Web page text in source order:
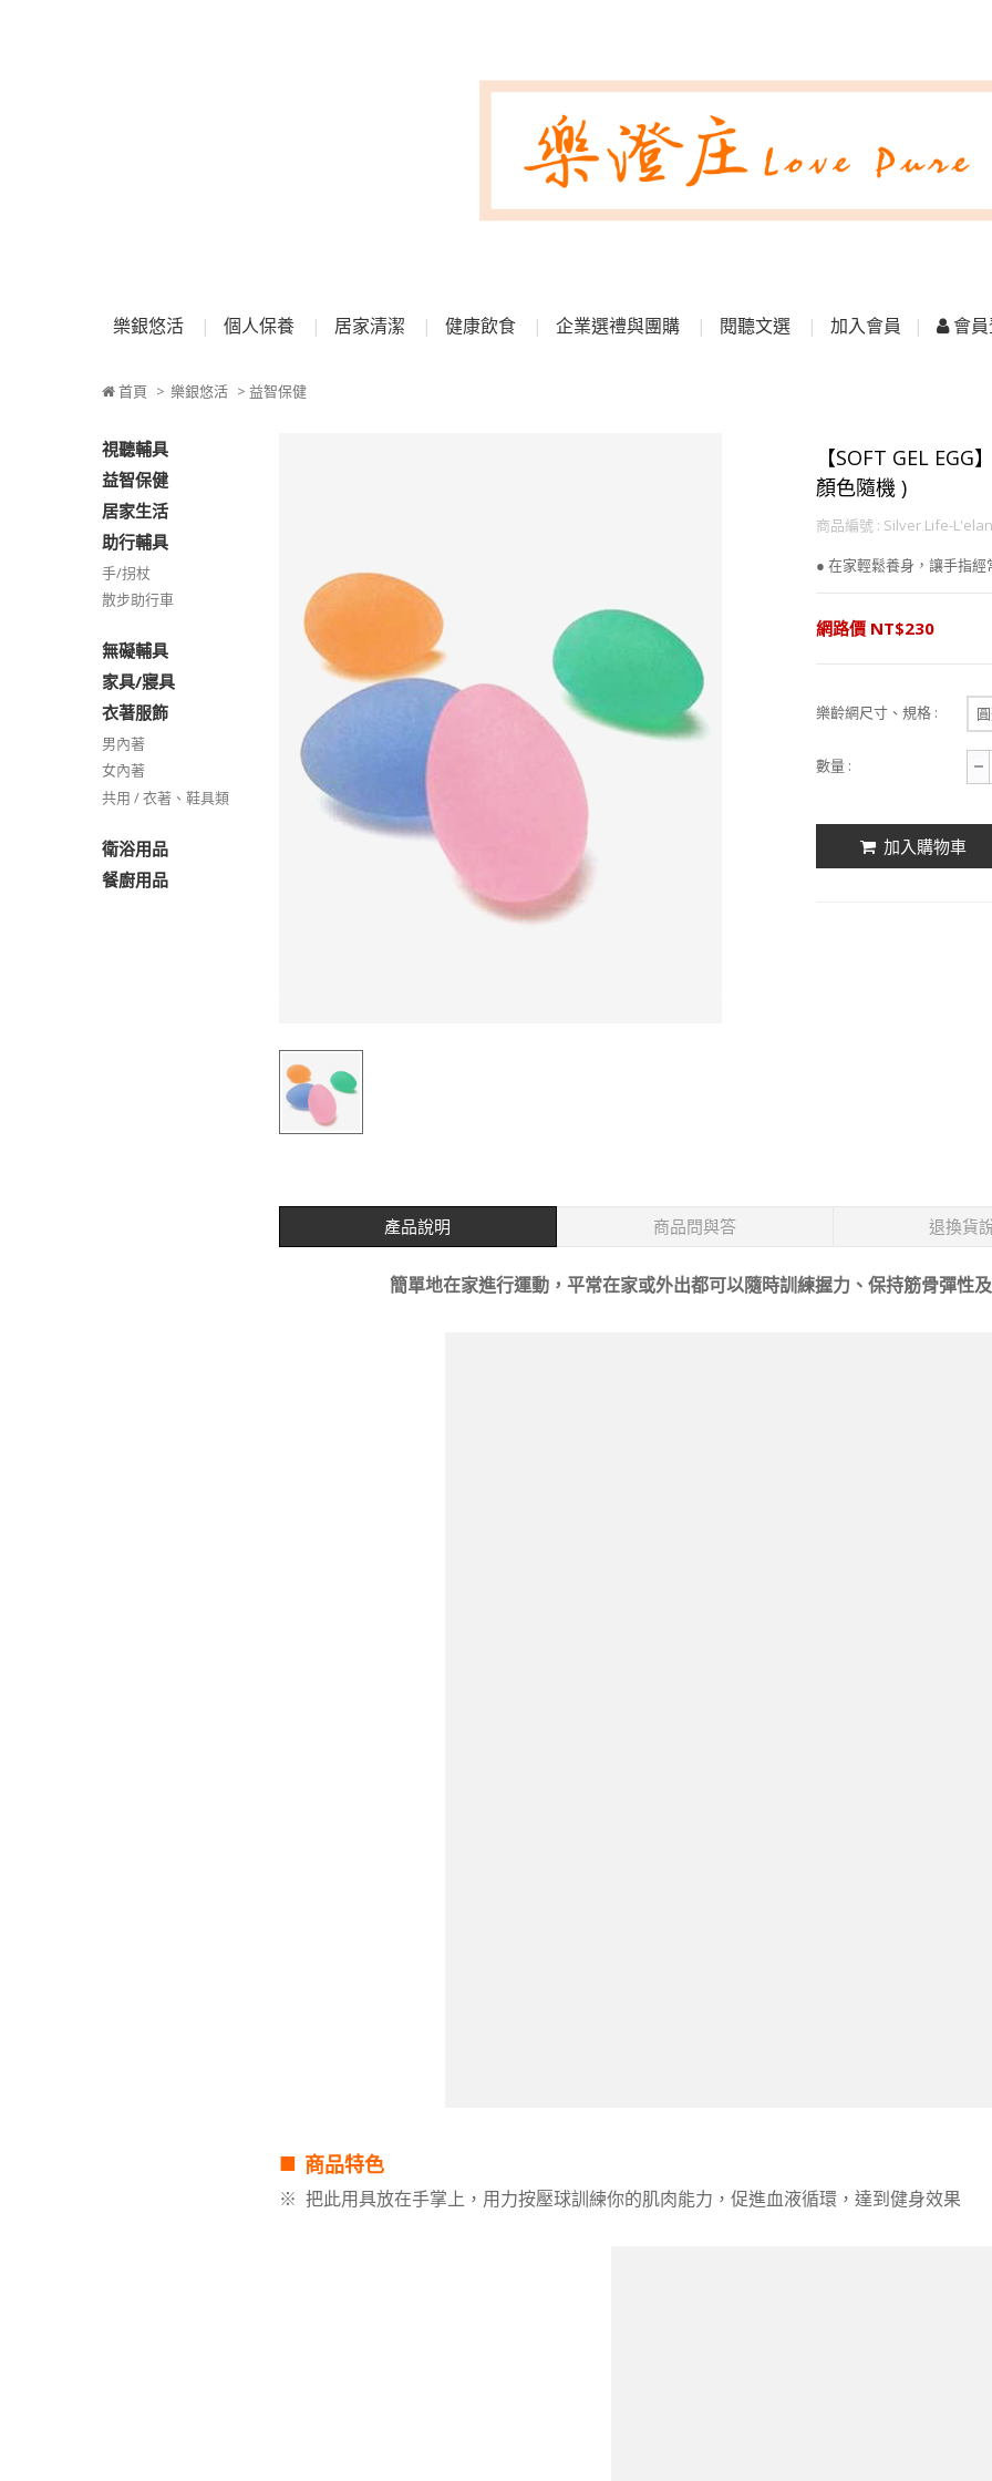
樂銀悠活 個人保養 居家清潔 健康飲食 企業選禮與團購 閱聽文選 加入會員 會員
首頁 > 樂銀悠活 > 益智保健
視聽輔具
益智保健
居家生活
助行輔具
手/拐杖
散步助行車
無礙輔具
家具/寢具
衣著服飾
男內著
女內著
共用 / 衣著、鞋具類
衛浴用品
餐廚用品
【SOFT GEL
顏色隨機 )
商品編號 : Silver Life-
● 在家輕鬆養身，讓手指經
網路價 NT$230
樂齡網尺寸、規格 :
數量 :
加入購物車
產品說明 商品問與答 退換貨
簡單地在家進行運動，平常在家或外出都可以隨時訓練握力、保持筋骨彈性
■ 商品特色
※ 把此用具放在手掌上，用力按壓球訓練你的肌肉能力，促進血液循環，達到健身效果